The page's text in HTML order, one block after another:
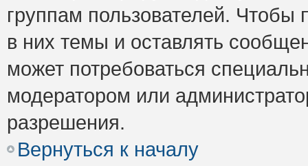
группам пользователей. Чтобы
в них темы и оставлять
может потребоваться
модератором или
разрешения.
Вернуться к началу